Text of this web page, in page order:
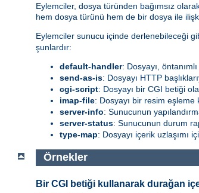
Eylemciler, dosya türünden bağımsız
hem dosya türünü hem de bir dosya ile
Eylemciler sunucu içinde derlenebileceği
şunlardır:
default-handler: Dosyayı,
send-as-is: Dosyayı HTTP
cgi-script: Dosyayı bir CGI betiği
imap-file: Dosyayı bir resim eşleme
server-info: Sunucunun
server-status: Sunucunun durum
type-map: Dosyayı içerik uzlaşımı
Örnekler
Bir CGI betiği kullanarak durağan